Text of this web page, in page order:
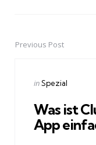
PostPrevious Post
Posted
inSpezial
Was ist
App